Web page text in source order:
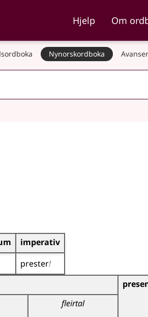
Hjelp Om
Nynorskordboka
imperativ
prester!
fleirtal